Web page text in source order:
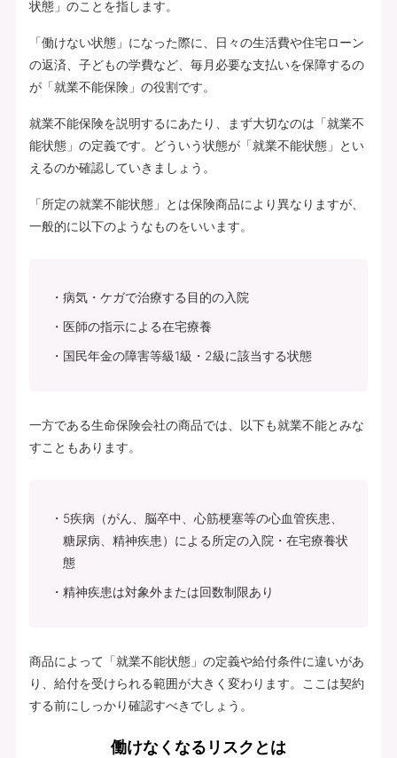
状態」のことを指します。
「働けない状態」になった際に、日々の生活費や住宅ローン
の返済、子どもの学費など、毎月必要な支払いを保障するの
が「就業不能保険」の役割です。
就業不能保険を説明するにあたり、まず大切なのは「就業不
能状態」の定義です。どういう状態が「就業不能状態」とい
えるのか確認していきましょう。
「所定の就業不能状態」とは保険商品により異なりますが、
一般的に以下のようなものをいいます。
病気・ケガで治療する目的の入院
医師の指示による在宅療養
国民年金の障害等級1級・2級に該当する状態
一方である生命保険会社の商品では、以下も就業不能とみな
すこともあります。
5疾病（がん、脳卒中、心筋梗塞等の心血管疾患、
糖尿病、精神疾患）による所定の入院・在宅療養状
態
精神疾患は対象外または回数制限あり
商品によって「就業不能状態」の定義や給付条件に違いがあ
り、給付を受けられる範囲が大きく変わります。ここは契約
する前にしっかり確認すべきでしょう。
働けなくなるリスクとは